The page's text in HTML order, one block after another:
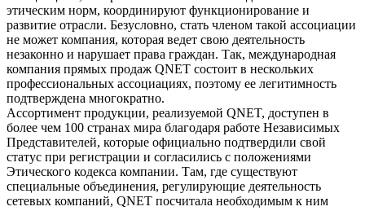
этическим норм, координируют функционирование и
развитие отрасли. Безусловно, стать членом такой ассоциации
не может компания, которая ведет свою деятельность
незаконно и нарушает права граждан. Так, международная
компания прямых продаж QNET состоит в нескольких
профессиональных ассоциациях, поэтому ее легитимность
подтверждена многократно.
Ассортимент продукции, реализуемой QNET, доступен в
более чем 100 странах мира благодаря работе Независимых
Представителей, которые официально подтвердили свой
статус при регистрации и согласились с положениями
Этического кодекса компании. Там, где существуют
специальные объединения, регулирующие деятельность
сетевых компаний, QNET посчитала необходимым к ним